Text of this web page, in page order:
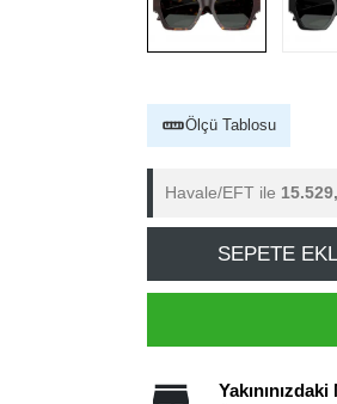
Ölçü Tablosu
Havale/EFT ile
SEPETE